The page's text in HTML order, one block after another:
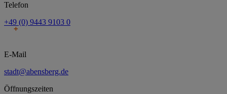
Telefon
+49 (0) 9443 9103 0
E-Mail
stadt@abensberg.de
Öffnungszeiten